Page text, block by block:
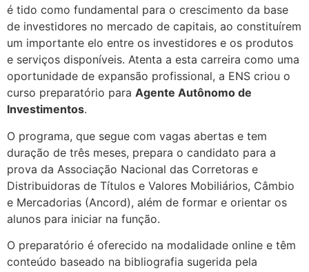
é tido como fundamental para o crescimento da base
de investidores no mercado de capitais, ao constituírem
um importante elo entre os investidores e os produtos
e serviços disponíveis. Atenta a esta carreira como uma
oportunidade de expansão profissional, a ENS criou o
curso preparatório para Agente Autônomo de
Investimentos.
O programa, que segue com vagas abertas e tem
duração de três meses, prepara o candidato para a
prova da Associação Nacional das Corretoras e
Distribuidoras de Títulos e Valores Mobiliários, Câmbio
e Mercadorias (Ancord), além de formar e orientar os
alunos para iniciar na função.
O preparatório é oferecido na modalidade online e têm
conteúdo baseado na bibliografia sugerida pela